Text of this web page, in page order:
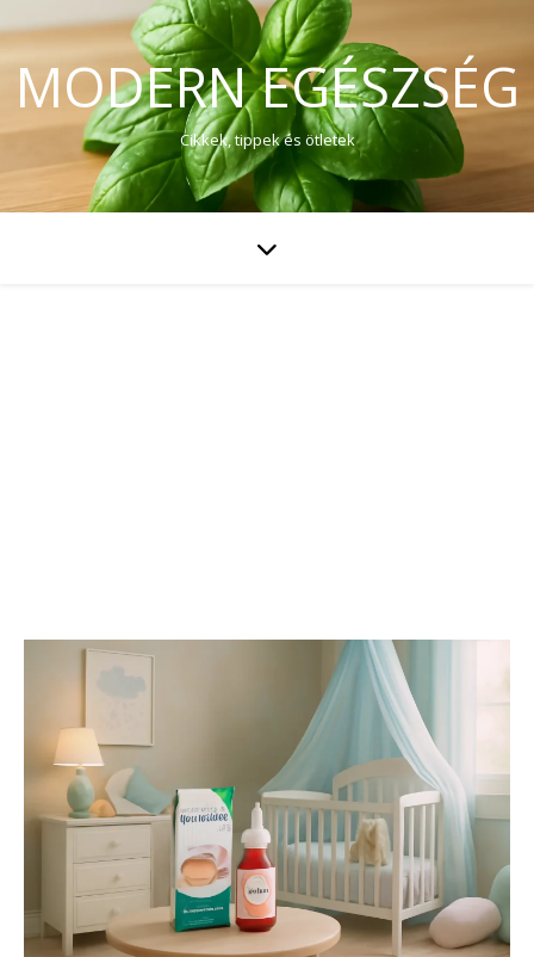
MODERN EGÉSZSÉG
Cikkek, tippek és ötletek